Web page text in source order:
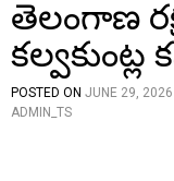
తెలంగాణ
కల్వకుంట్ల
POSTED ON JUNE 29, 2026
ADMIN_TS